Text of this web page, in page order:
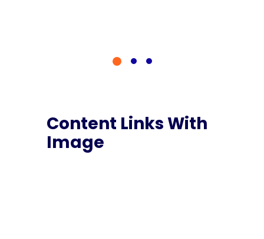
Content Links With
Image